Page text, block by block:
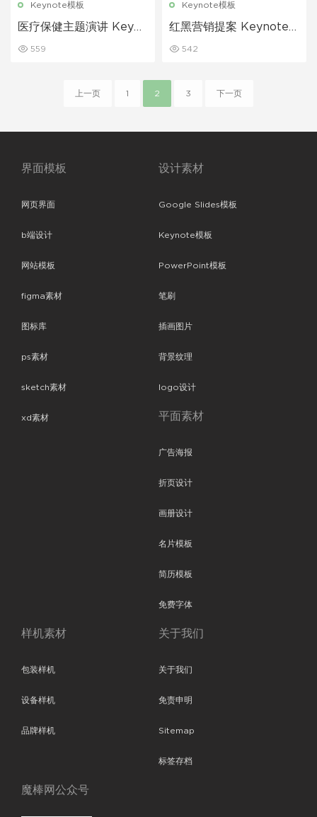
Keynote模板
医疗保健主题演讲 Keyno
559
Keynote模板
红黑营销提案 Keynote
542
上一页 1 2 3 下一页
界面模板
网页界面
b端设计
网站模板
figma素材
图标库
ps素材
sketch素材
xd素材
设计素材
Google Slides模板
Keynote模板
PowerPoint模板
笔刷
插画图片
背景纹理
logo设计
平面素材
广告海报
折页设计
画册设计
名片模板
简历模板
免费字体
样机素材
包装样机
设备样机
品牌样机
关于我们
关于我们
免责申明
Sitemap
标签存档
魔棒网公众号